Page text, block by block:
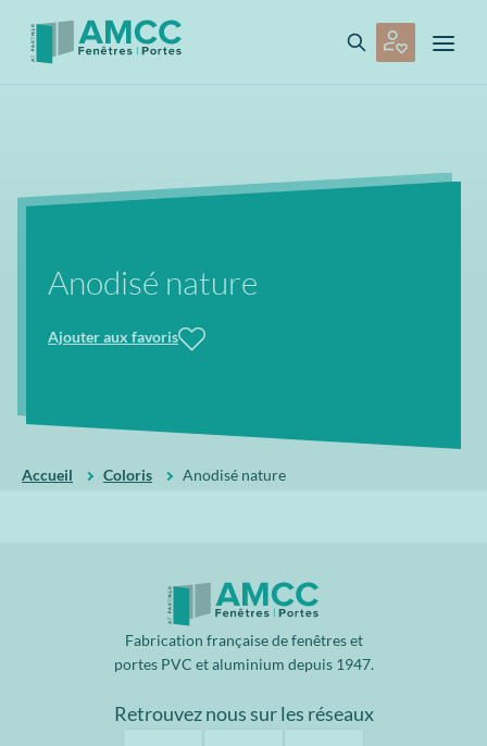
Anodisé nature
Ajouter aux favoris
Accueil Coloris Anodisé nature
Fabrication française de fenêtres et
portes PVC et aluminium depuis 1947.
Retrouvez nous sur les réseaux